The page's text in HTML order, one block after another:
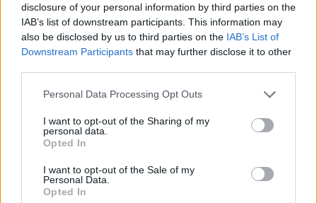
disclosure of your personal information by third parties on the
IAB’s list of downstream participants. This information may
also be disclosed by us to third parties on the IAB’s List of
Downstream Participants that may further disclose it to other
Please note that this website/app uses one or more Google
not limited to your visit or usage behaviour. You may click to
grant or deny consent to Google and its third-party tags to
use your data for below specified purposes in below Google
consent section.
Personal Data Processing Opt Outs
I want to opt-out of the Sharing of my
personal data.
Opted In
I want to opt-out of the Sale of my
Personal Data.
Opted In
Jön még kép!